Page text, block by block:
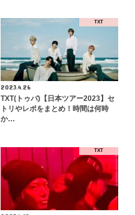
TXT
2023.4.26
TXT(トゥバ)【日本ツアー2023】セ
トリやレポをまとめ！時間は何時
か…
TXT